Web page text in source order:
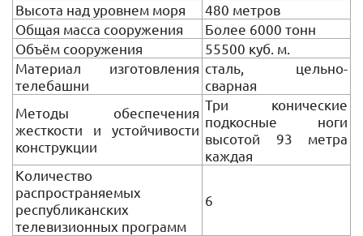
Высота над уровнем моря
480 метров
Общая масса сооружения
Более 6000 тонн
Объём сооружения
55500 куб. м.
Материал изготовления
телебашни
сталь, цельно-
сварная
Методы обеспечения
жесткости и устойчивости
конструкции
Три конические
подкосные ноги
высотой 93 метра
каждая
Количество
распространяемых
республиканских
телевизионных программ
6